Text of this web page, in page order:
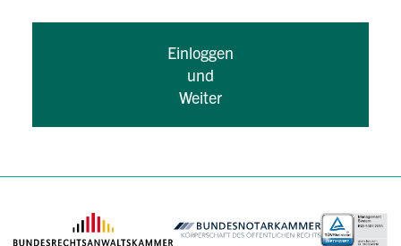
Einloggen
und
Weiter